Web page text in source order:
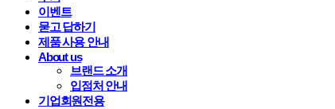
이벤트
묻고 답하기
제품 사용 안내
About us
브랜드 소개
입점처 안내
기업회원전용